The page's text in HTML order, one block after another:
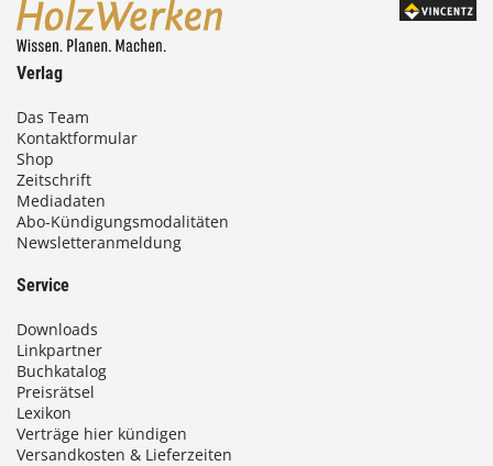
Verlag
Das Team
Kontaktformular
Shop
Zeitschrift
Mediadaten
Abo-Kündigungsmodalitäten
Newsletteranmeldung
Service
Downloads
Linkpartner
Buchkatalog
Preisrätsel
Lexikon
Verträge hier kündigen
Versandkosten & Lieferzeiten